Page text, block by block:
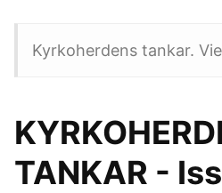
Kyrkoherdens tankar.
TANKAR -